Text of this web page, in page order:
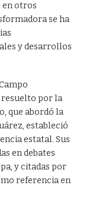
en otros
se ha
y desarrollos
resuelto por la
que abordó la
estableció
estatal. Sus
en debates
y citadas por
referencia en